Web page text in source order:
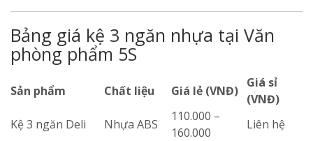
Bảng giá kệ 3 ngăn nhựa tại Văn
phòng phẩm 5S
Sản phẩm Chất liệu Giá lẻ (VNĐ)
Giá sỉ
(VNĐ)
Kệ 3 ngăn Deli
Nhựa ABS
110.000 –
160.000
Liên hệ